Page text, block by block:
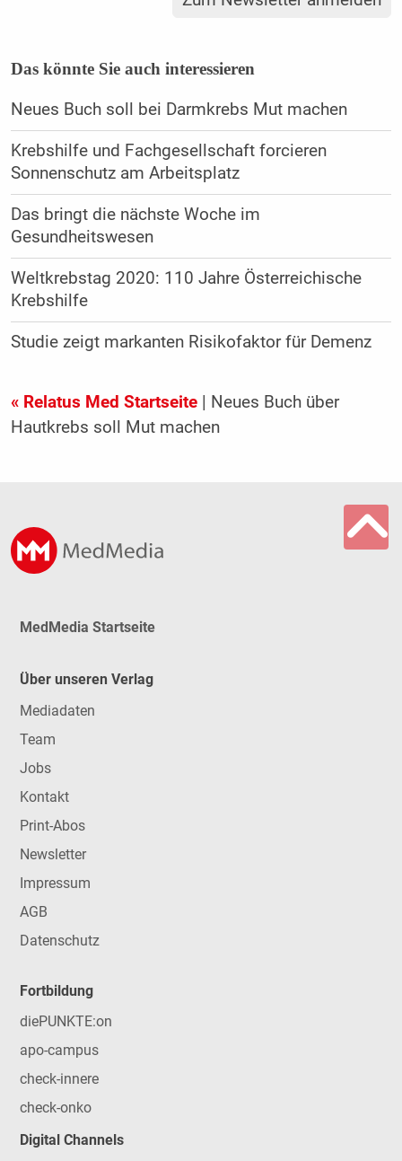
Das könnte Sie auch interessieren
Neues Buch soll bei Darmkrebs Mut machen
Krebshilfe und Fachgesellschaft forcieren
Sonnenschutz am Arbeitsplatz
Das bringt die nächste Woche im
Gesundheitswesen
Weltkrebstag 2020: 110 Jahre Österreichische
Krebshilfe
Studie zeigt markanten Risikofaktor für Demenz
« Relatus Med Startseite| Neues Buch über
Hautkrebs soll Mut machen
MedMedia Startseite
Über unseren Verlag
Mediadaten
Team
Jobs
Kontakt
Print-Abos
Newsletter
Impressum
AGB
Datenschutz
Fortbildung
diePUNKTE:on
apo-campus
check-innere
check-onko
Digital Channels